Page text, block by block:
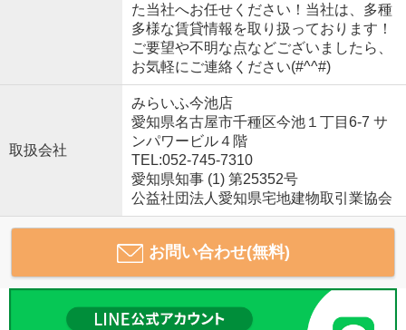
た当社へお任せください！当社は、多種
多様な賃貸情報を取り扱っております！
ご要望や不明な点などございましたら、
お気軽にご連絡ください(#^^#)
取扱会社
みらいふ今池店
愛知県名古屋市千種区今池１丁目6-7 サ
ンパワービル４階
TEL:052-745-7310
愛知県知事 (1) 第25352号
公益社団法人愛知県宅地建物取引業協会
お問い合わせ(無料)